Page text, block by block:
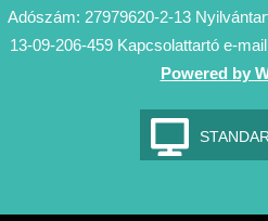
Adószám: 27979620-2-13
13-09-206-459 Kapcsolattartó e-
Powered by